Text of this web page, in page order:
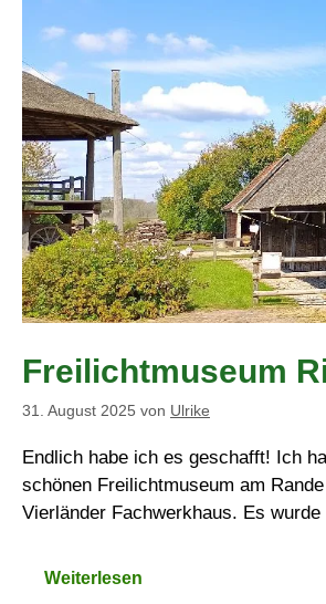
Freilichtmuseum
31. August 2025 von Ulrike
Endlich habe ich es geschafft! Ich
schönen Freilichtmuseum am
Vierländer Fachwerkhaus. Es
Weiterlesen